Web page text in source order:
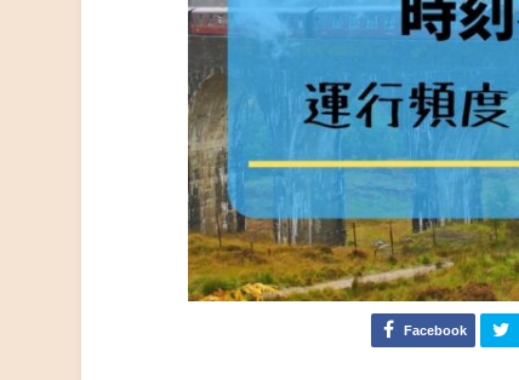
Facebook